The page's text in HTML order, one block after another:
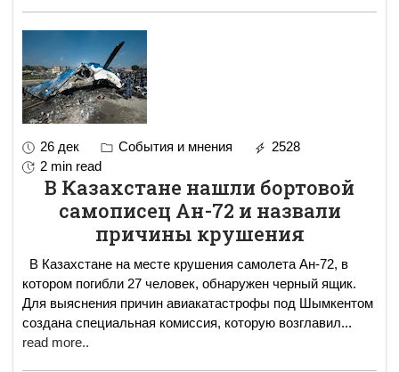
26 дек События и мнения
2528
2 min read
В Казахстане нашли бортовой
самописец Ан-72 и назвали
причины крушения
В Казахстане на месте крушения самолета Ан-72, в
котором погибли 27 человек, обнаружен черный ящик.
Для выяснения причин авиакатастрофы под Шымкентом
создана специальная комиссия, которую возглавил...
read more..